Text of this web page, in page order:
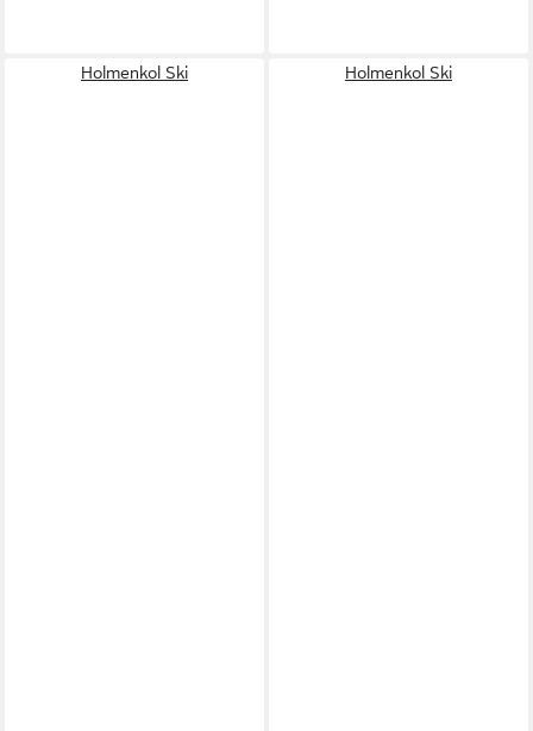
Holmenkol Ski Holmenkol Ski